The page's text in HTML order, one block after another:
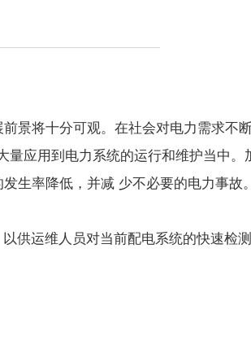
景将十分可观。在社会对电力需求不
量应用到电力系统的运行和维护当中。
生率降低，并减 少不必要的电力事故
以供运维人员对当前配电系统的快速检